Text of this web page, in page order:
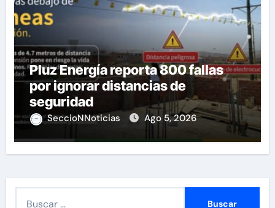
Pluz Energía reporta 800 fallas
por ignorar distancias de
seguridad
SeccioNNoticias Ago 5, 2026